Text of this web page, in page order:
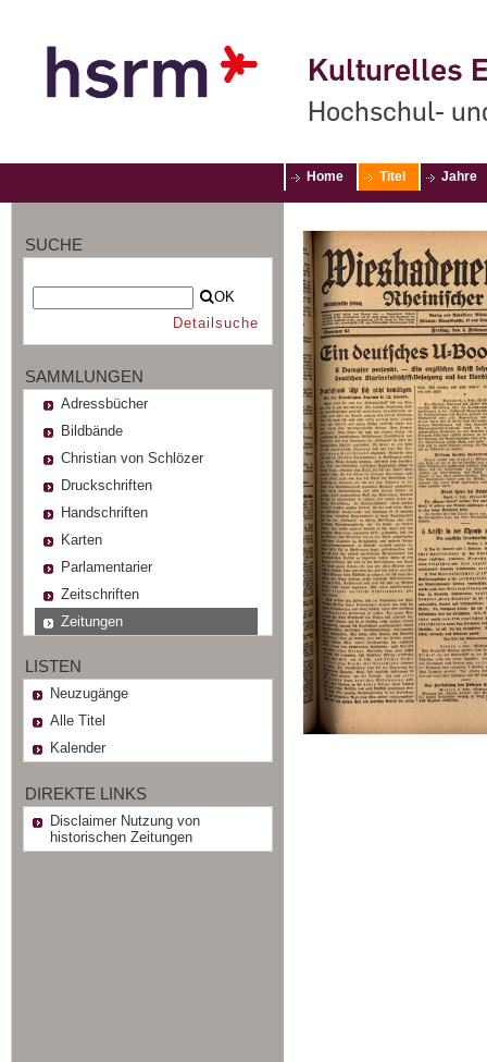
Kulturelles
Hochschul-
Home Titel Jahre
SUCHE
OK
Detailsuche
SAMMLUNGEN
Adressbücher
Bildbände
Christian von Schlözer
Druckschriften
Handschriften
Karten
Parlamentarier
Zeitschriften
Zeitungen
LISTEN
Neuzugänge
Alle Titel
Kalender
DIREKTE LINKS
Disclaimer Nutzung von
historischen Zeitungen